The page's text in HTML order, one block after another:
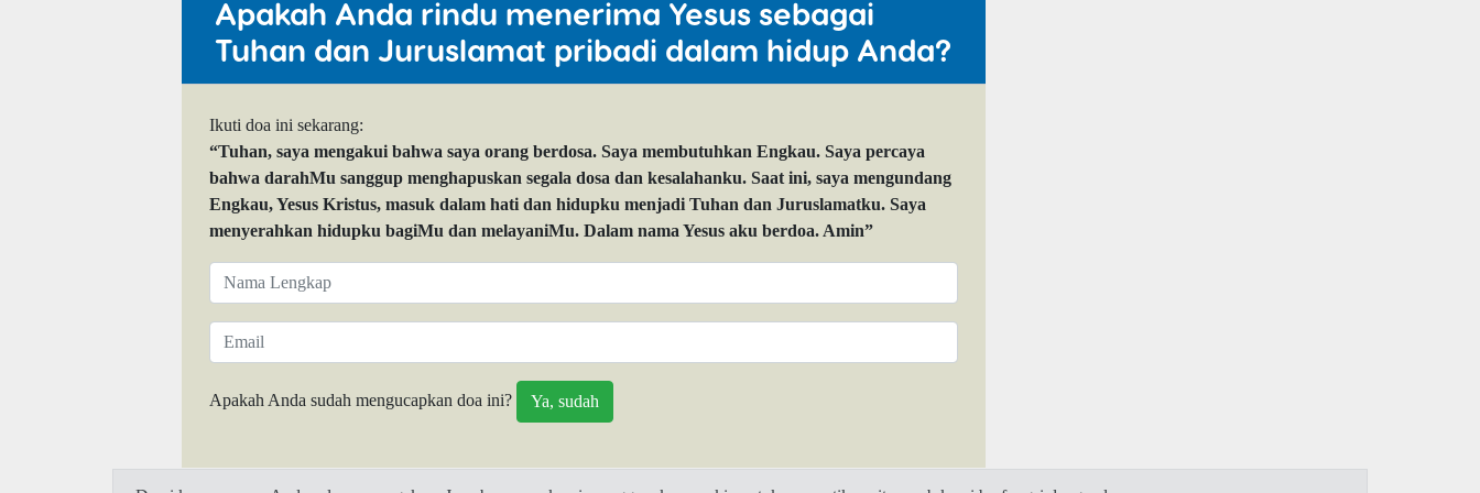
Apakah Anda rindu menerima Yesus sebagai
Tuhan dan Juruslamat pribadi dalam hidup Anda?
Ikuti doa ini sekarang:
“Tuhan, saya mengakui bahwa saya orang berdosa. Saya membutuhkan Engkau. Saya percaya
bahwa darahMu sanggup menghapuskan segala dosa dan kesalahanku. Saat ini, saya mengundang
Engkau, Yesus Kristus, masuk dalam hati dan hidupku menjadi Tuhan dan Juruslamatku. Saya
menyerahkan hidupku bagiMu dan melayaniMu. Dalam nama Yesus aku berdoa. Amin”
Apakah Anda sudah mengucapkan doa ini?